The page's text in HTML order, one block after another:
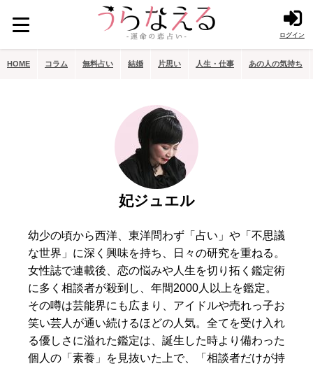
ログイン
HOME コラム 無料占い 結婚 片思い 人生・仕事 あの人の気持ち
妃ジュエル
幼少の頃から西洋、東洋問わず「占い」や「不思議
な世界」に深く興味を持ち、日々の研究を重ねる。
女性誌で連載後、恋の悩みや人生を切り拓く鑑定術
に多く相談者が殺到し、年間2000人以上を鑑定。
その噂は芸能界にも広まり、アイドルや売れっ子お
笑い芸人が通い続けるほどの人気。全てを受け入れ
る優しさに溢れた鑑定は、誕生した時より備わった
個人の「素養」を見抜いた上で、「相談者だけが持